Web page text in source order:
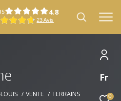
Fr
0
e
VENTE TERRAINS
correspond à vos